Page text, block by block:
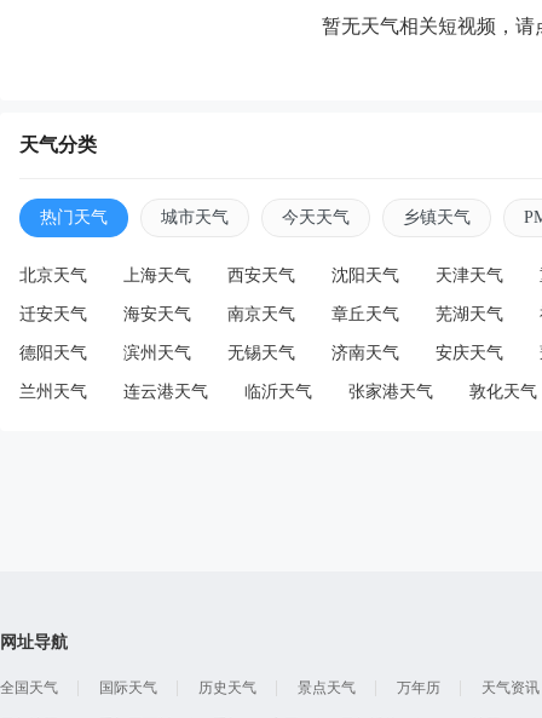
暂无天气相关短视频，请
天气分类
热门天气 城市天气 今天天气 乡镇天气
北京天气 上海天气 西安天气 沈阳天气 天津天气
迁安天气 海安天气 南京天气 章丘天气 芜湖天气
德阳天气 滨州天气 无锡天气 济南天气 安庆天气
兰州天气 连云港天气 临沂天气 张家港天气 敦化天气
网址导航
全国天气 国际天气 历史天气 景点天气 万年历 天气资讯